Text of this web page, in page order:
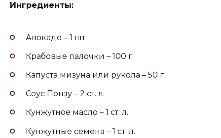
Ингредиенты:
Авокадо – 1 шт.
Крабовые палочки – 100 г
Капуста мизуна или рукола – 50 г
Соус Понзу – 2 ст. л.
Кунжутное масло – 1 ст. л.
Кунжутные семена – 1 ст. л.